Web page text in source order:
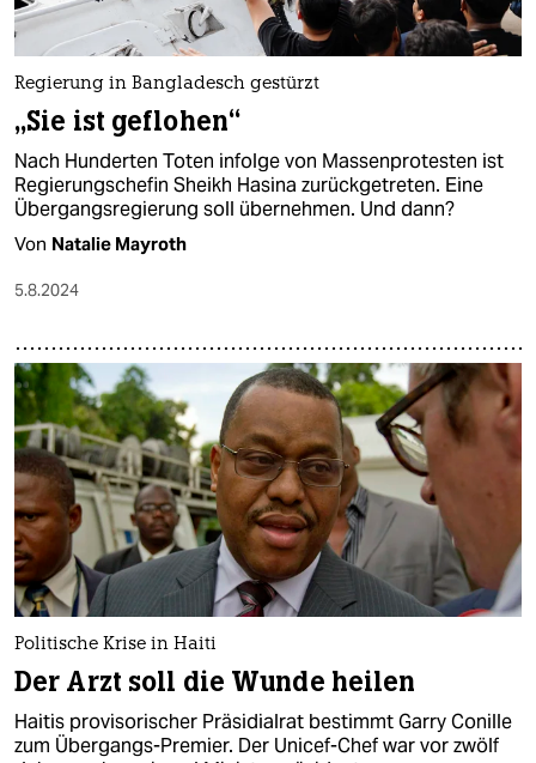
Regierung in Bangladesch gestürzt
„Sie ist geflohen“
Nach Hunderten Toten infolge von Massenprotesten ist
Regierungschefin Sheikh Hasina zurückgetreten. Eine
Übergangsregierung soll übernehmen. Und dann?
Von Natalie Mayroth
5.8.2024
Politische Krise in Haiti
Der Arzt soll die Wunde heilen
Haitis provisorischer Präsidialrat bestimmt Garry Conille
zum Übergangs-Premier. Der Unicef-Chef war vor zwölf